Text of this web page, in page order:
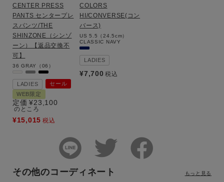
CENTER PRESS
PANTS センタープレ
スパンツ/THE
SHINZONE（シンゾ
ーン）【返品交換不
可】
36 GRAY（06）
LADIES
セール
WEB限定
定価 ¥23,100
のところ
¥15,015 税込
COLORS
HI/CONVERSE(コン
バース)
US 5.5（24.5cm）
CLASSIC NAVY
LADIES
¥7,700 税込
その他のコーディネート もっと見る